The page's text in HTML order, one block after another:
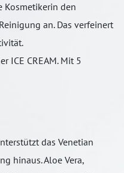
Kosmetikerin den
an. Das verfeinert
ICE CREAM. Mit 5
das Venetian
hinaus. Aloe Vera,